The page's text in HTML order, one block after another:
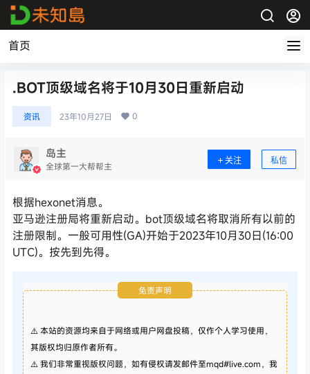
首页
.BOT顶级域名将于10月30日重新启动
资讯 23年10月27日 0
岛主
全球第一大帮帮主
关注 私信
根据hexonet消息。
亚马逊注册局将重新启动。bot顶级域名将取消所有以前的
注册限制。一般可用性(GA)开始于2023年10月30日(16:00
UTC)。按先到先得。
免责声明
⚠️ 本站的资源均来自于网络或用户网盘投稿，仅作个人学习使用，
其版权均归原作者所有。
⚠️ 我们非常重视版权问题，如有侵权请发邮件至mqd#live.com，我